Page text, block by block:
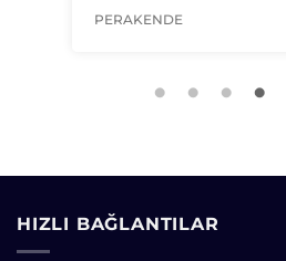
PERAKENDE
HIZLI BAĞLANTILAR